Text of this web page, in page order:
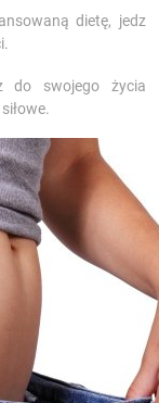
dietę, jedz
do swojego życia